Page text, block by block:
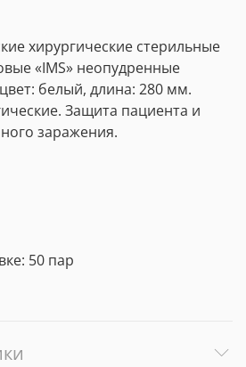
хирургические стерильные
«IMS» неопудренные
белый, длина: 280 мм.
Защита пациента и
заражения.
50 пар